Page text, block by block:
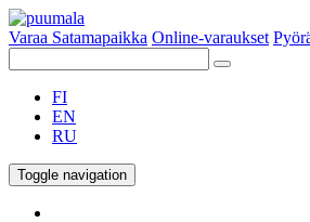
Varaa Satamapaikka Online-varaukset
FI
EN
RU
Toggle navigation